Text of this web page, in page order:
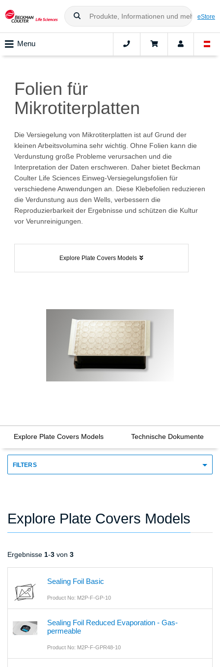
eStore
Menu
Folien für
Mikrotiterplatten
Die Versiegelung von Mikrotiterplatten ist auf Grund der
kleinen Arbeitsvolumina sehr wichtig. Ohne Folien kann die
Verdunstung große Probleme verursachen und die
Interpretation der Daten erschweren. Daher bietet Beckman
Coulter Life Sciences Einweg-Versiegelungsfolien für
verschiedene Anwendungen an. Diese Klebefolien reduzieren
die Verdunstung aus den Wells, verbessern die
Reproduzierbarkeit der Ergebnisse und schützen die Kultur
vor Verunreinigungen.
Explore Plate Covers Models
Explore Plate Covers Models Technische Dokumente
FILTERS
Explore Plate Covers Models
Ergebnisse 1-3 von 3
Sealing Foil Basic
Product No: M2P-F-GP-10
Sealing Foil Reduced Evaporation - Gas-
permeable
Product No: M2P-F-GPR48-10